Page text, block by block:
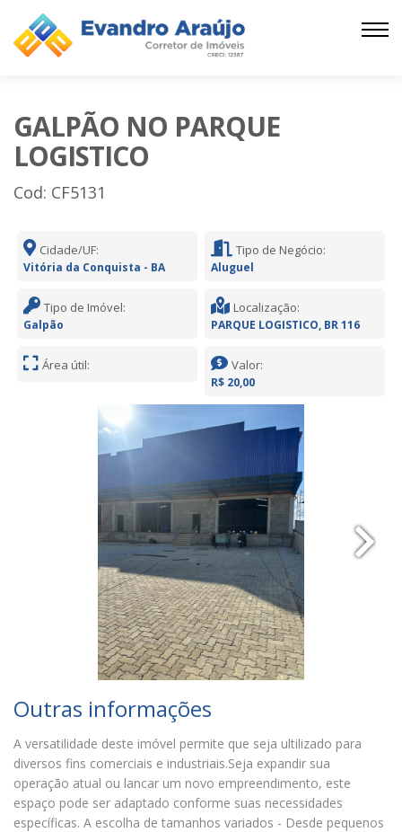
GALPÃO NO PARQUE
LOGISTICO
Cod: CF5131
Cidade/UF:
Vitória da Conquista - BA
Tipo de Negócio:
Aluguel
Tipo de Imóvel:
Galpão
Localização:
PARQUE LOGISTICO, BR 116
Área útil: Valor:
R$ 20,00
Outras informações
A versatilidade deste imóvel permite que seja ultilizado para
diversos fins comerciais e industriais.Seja expandir sua
operação atual ou lancar um novo empreendimento, este
espaço pode ser adaptado conforme suas necessidades
específicas. A escolha de tamanhos variados - Desde pequenos